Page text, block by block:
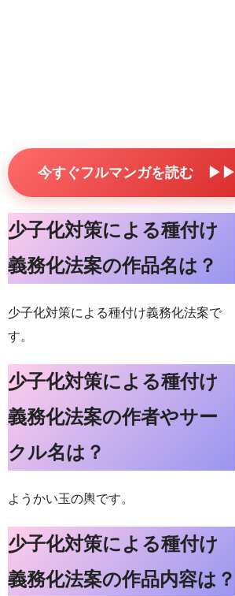
今すぐフルマンガを読む ▶▶
少子化対策による種付け
義務化法案の作品名は？
少子化対策による種付け義務化法案で
す。
少子化対策による種付け
義務化法案の作者やサー
クル名は？
ようかい玉の輿です。
少子化対策による種付け
義務化法案の作品内容は？